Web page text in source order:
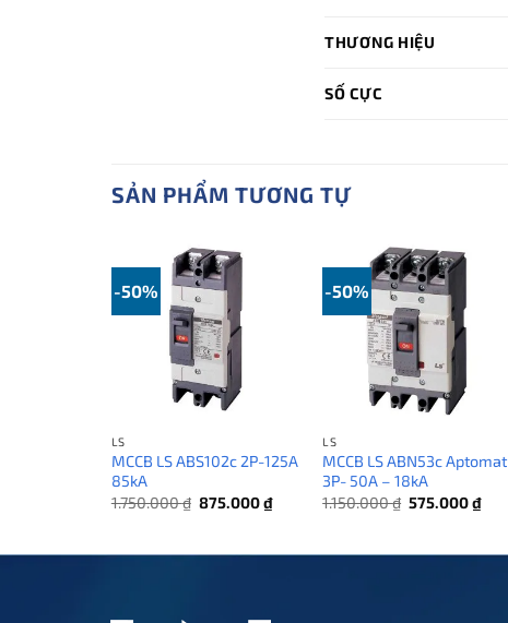
THƯƠNG HIỆU
SỐ CỰC
SẢN PHẨM TƯƠNG TỰ
-50%
LS
MCCB LS ABS102c 2P-125A
85kA
1.750.000₫ Giá
875.000₫Giá
-50%
LS
MCCB LS ABN53c Aptomat
3P- 50A – 18kA
1.150.000₫ Giá
575.000₫Giá